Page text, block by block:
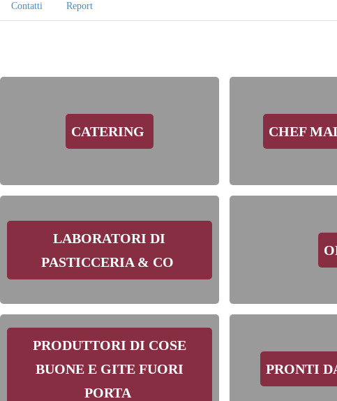
Contatti Report
CATERING CHEF
LABORATORI DI
PASTICCERIA & CO
PRODUTTORI DI COSE
BUONE E GITE FUORI
PORTA
PRONTI